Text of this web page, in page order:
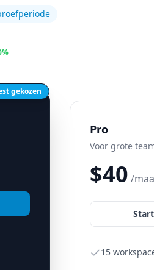
gekozen
Pro
Voor grote
$40 /
15